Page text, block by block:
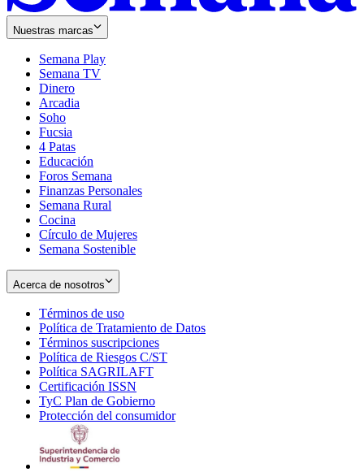
Nuestras marcas
Semana Play
Semana TV
Dinero
Arcadia
Soho
in
new
window
Fucsia
in
new
window
4 Patas
Educación
Foros Semana
Finanzas Personales
Semana Rural
Cocina
Círculo de Mujeres
Semana Sostenible
Acerca de nosotros
Términos de uso
in
new
window
Política de Tratamiento de Datos
Términos suscripciones
in
Política de Riesgos C/ST
Política SAGRILAFT
new
window
Certificación ISSN
in
new
TyC Plan de Gobierno
in
Protección del consumidorOpens